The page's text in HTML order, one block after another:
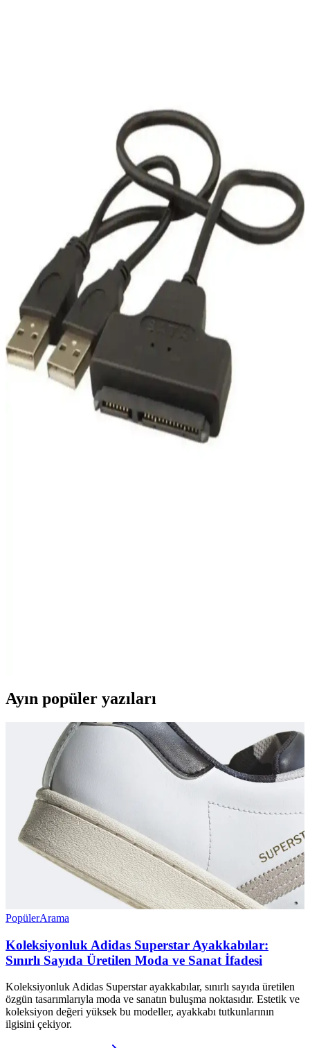
Çin Üretimi STM32 Kartlarda USB Type-C CC Pin
Direnç Desteği Ekleme Yöntemleri ve Önemi
Çin üretimi STM32 kartlarda USB Type-C CC pinlerine 5.1K
direnç eklenmesi, Type-C Type-C kablo uyumluluğunu sağlar. Bu
modifikasyon hassas lehimleme gerektirir ve cihazın güç profilini
doğru algılamasına yardımcı olur.
USBpwrME Adaptörü: Laboratuvarlarda USB Güç
Kaynakları İçin Evrensel ve Güvenli Çözüm
USBpwrME, laboratuvarlarda USB güç kaynaklarını evrensel ve
güvenli şekilde kullanmak için tasarlanmış adaptördür. Ters polarite
koruması, şarj müzakeresi ve 3-20V arası voltaj desteği sunar.
Dahua 4GB Metal USB Bellek U106: Dayanıklı ve
Yüksek Performanslı Veri Depolama Çözümü
Dahua 4GB Metal USB Bellek U106, yüksek hız ve dayanıklılık
sunan, çok platform uyumlu kompakt veri depolama cihazıdır,
günlük kullanım ve veri yedekleme için ideal tercihtir.
Maxron 16 GB Metal Gövdeli Flash Bellek:
Dayanıklı ve Şık Veri Depolama Çözümü
Maxron 16 GB USB bellek, dayanıklı metal gövdesi ve estetik
Ayın popüler yazıları
PopülerArama
Koleksiyonluk Adidas Superstar Ayakkabılar:
Sınırlı Sayıda Üretilen Moda ve Sanat İfadesi
Koleksiyonluk Adidas Superstar ayakkabılar, sınırlı sayıda üretilen
özgün tasarımlarıyla moda ve sanatın buluşma noktasıdır. Estetik ve
koleksiyon değeri yüksek bu modeller, ayakkabı tutkunlarının
ilgisini çekiyor.